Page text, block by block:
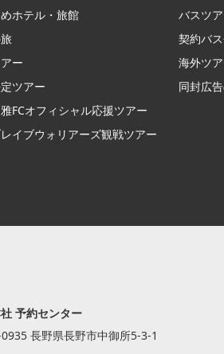
ホテル・旅館
ー
ツアー
FCオフィシャル応援ツアー
イブウォリアーズ観戦ツアー
バスツ
契約バ
海外ツ
同封広
予約センター
長野県長野市中御所5-3-1